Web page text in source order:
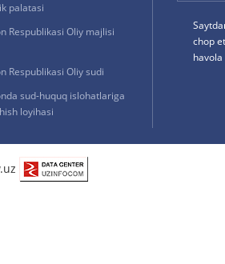
palatasi
Respublikasi Oliy majlisi
Respublikasi Oliy sudi
sud-huquq islohatlariga
loyihasi
chop